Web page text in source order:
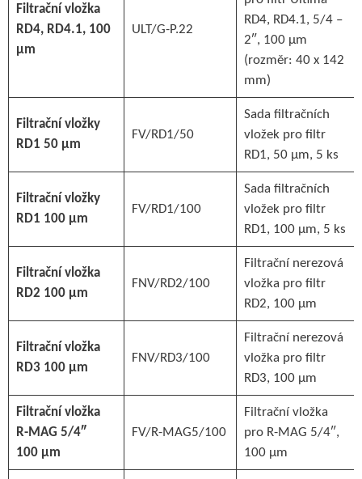
Filtrační vložka
RD4, RD4.1, 100
µm
ULT/G-P.22
RD4, RD4.1, 5/4 –
2″, 100 µm
(rozměr: 40 x 142
mm)
Filtrační vložky
RD1 50 µm
FV/RD1/50
Sada filtračních
vložek pro filtr
RD1, 50 µm, 5 ks
Filtrační vložky
RD1 100 µm
FV/RD1/100
Sada filtračních
vložek pro filtr
RD1, 100 µm, 5 ks
Filtrační vložka
RD2 100 µm
FNV/RD2/100
Filtrační nerezová
vložka pro filtr
RD2, 100 µm
Filtrační vložka
RD3 100 µm
FNV/RD3/100
Filtrační nerezová
vložka pro filtr
RD3, 100 µm
Filtrační vložka
R-MAG 5/4″
100 µm
FV/R-MAG5/100
Filtrační vložka
pro R-MAG 5/4″,
100 µm